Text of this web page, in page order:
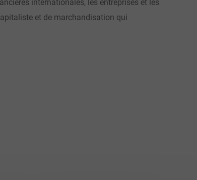
internationales, les entreprises et les
et de marchandisation qui